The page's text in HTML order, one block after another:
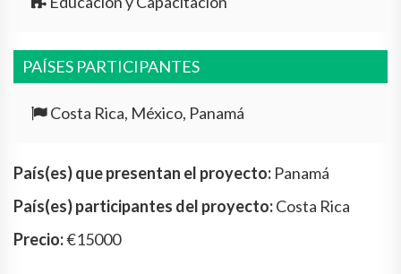
PAÍSES PARTICIPANTES
Costa Rica, México, Panamá
País(es) que presentan el proyecto: Panamá
País(es) participantes del proyecto:Costa Rica
Precio:€15000